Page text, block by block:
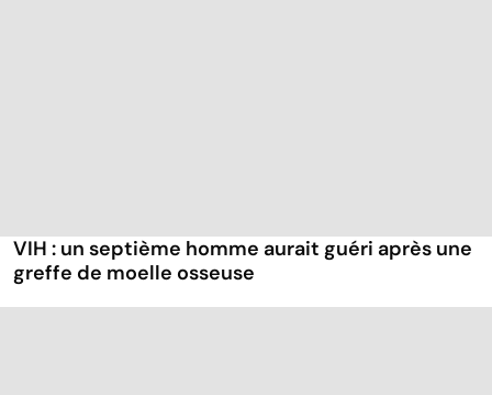
VIH : un septième homme aurait guéri après une
greffe de moelle osseuse